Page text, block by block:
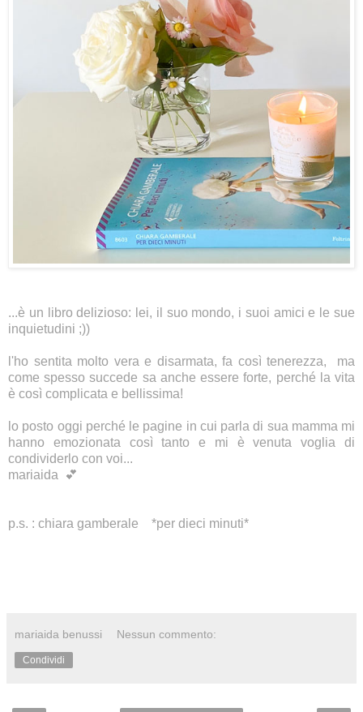
...è un libro delizioso: lei, il suo mondo, i suoi amici e le sue
inquietudini ;))
l'ho sentita molto vera e disarmata, fa così tenerezza, ma
come spesso succede sa anche essere forte, perché la vita
è così complicata e bellissima!
lo posto oggi perché le pagine in cui parla di sua mamma mi
hanno emozionata così tanto e mi è venuta voglia di
condividerlo con voi...
mariaida 💕
p.s. : chiara gamberale *per dieci minuti*
mariaida benussi Nessun commento:
Condividi